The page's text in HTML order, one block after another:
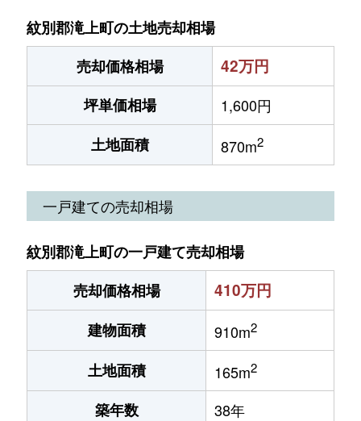
紋別郡滝上町の土地売却相場
売却価格相場
42万円
坪単価相場
1,600円
土地面積
870m2
一戸建ての売却相場
紋別郡滝上町の一戸建て売却相場
売却価格相場
410万円
建物面積 910m2
土地面積 165m2
築年数 38年